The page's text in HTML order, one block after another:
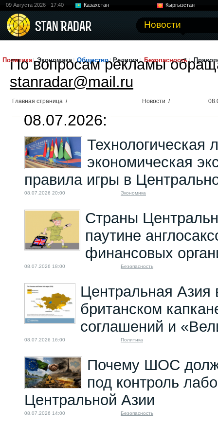
09 Августа 2026 17:40 Казахстан
Кыргызстан
Новости
Политика Экономика Общество Религия Безопасность
По вопросам рекламы
stanradar@mail.ru
Главная страница / Новости /
08.07.2026:
Технологическая
экономическая
правила игры в
08.07.2026 20:00 Экономика
Страны
паутине
финансовых
08.07.2026 18:00 Безопасность
Центральная Азия
британском
соглашений и
08.07.2026 16:00 Политика
Почему ШОС
под контроль
Центральной Азии
08.07.2026 14:00 Безопасность